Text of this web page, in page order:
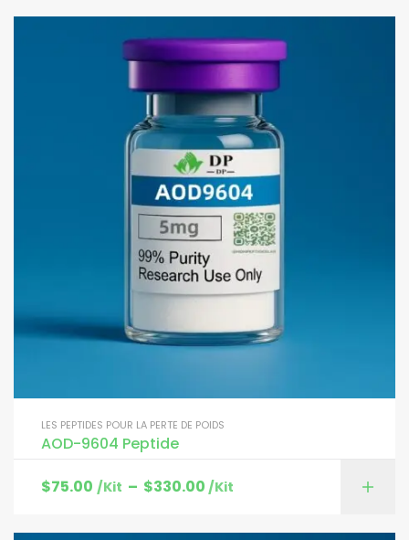
LES PEPTIDES POUR LA PERTE DE POIDS
AOD-9604 Peptide
$75.00 /Kit – $330.00 /Kit